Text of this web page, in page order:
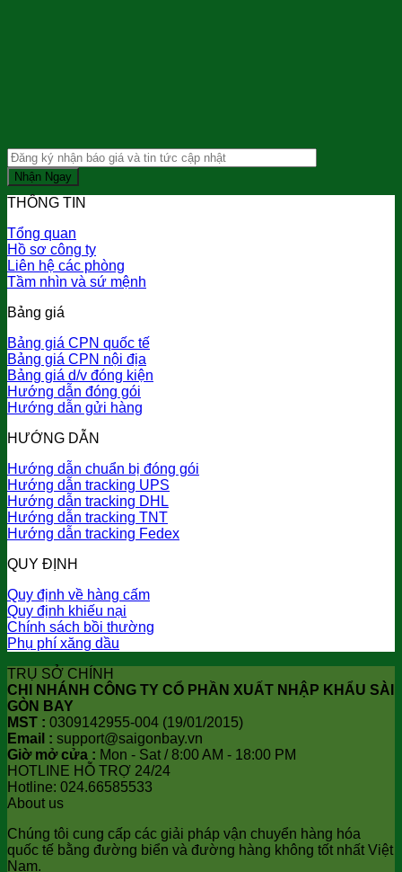
THÔNG TIN
Tổng quan
Hồ sơ công ty
Liên hệ các phòng
Tầm nhìn và sứ mệnh
Bảng giá
Bảng giá CPN quốc tế
Bảng giá CPN nội địa
Bảng giá d/v đóng kiện
Hướng dẫn đóng gói
Hướng dẫn gửi hàng
HƯỚNG DẪN
Hướng dẫn chuẩn bị đóng gói
Hướng dẫn tracking UPS
Hướng dẫn tracking DHL
Hướng dẫn tracking TNT
Hướng dẫn tracking Fedex
QUY ĐỊNH
Quy định về hàng cấm
Quy định khiếu nại
Chính sách bồi thường
Phụ phí xăng dầu
TRỤ SỞ CHÍNH
CHI NHÁNH CÔNG TY CỔ PHẦN XUẤT NHẬP KHẨU SÀI
GÒN BAY
MST : 0309142955-004 (19/01/2015)
Email : support@saigonbay.vn
Giờ mở cửa : Mon - Sat / 8:00 AM - 18:00 PM
HOTLINE HỖ TRỢ 24/24
Hotline: 024.66585533
About us
Chúng tôi cung cấp các giải pháp vận chuyển hàng hóa
quốc tế bằng đường biển và đường hàng không tốt nhất Việt
Nam.